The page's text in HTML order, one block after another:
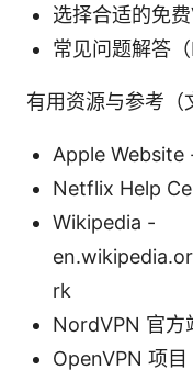
选择合适的免
常见问题解答（
有用资源与参考（
Apple Website
Netflix Help
Wikipedia -
rk
NordVPN 官
OpenVPN 项